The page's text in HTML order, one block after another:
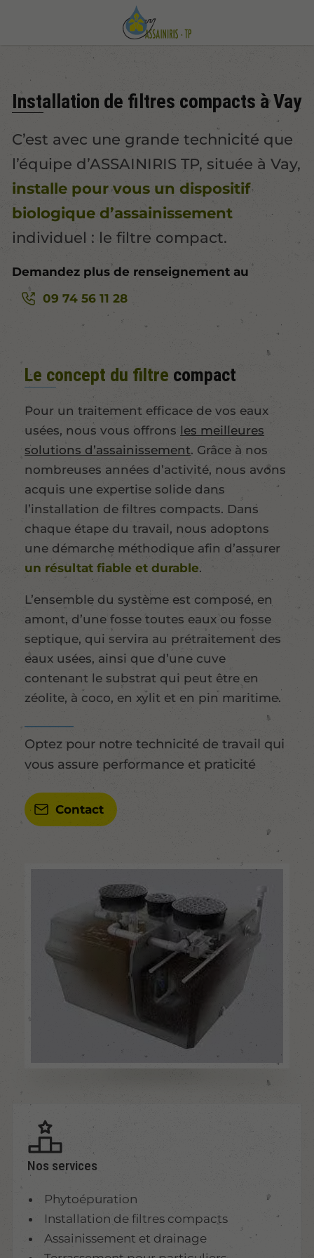
Installation de filtres compacts à Vay
C’est avec une grande technicité que
l’équipe d’ASSAINIRIS TP, située à Vay,
installe pour vous un dispositif
biologique d’assainissement
individuel : le filtre compact.
Demandez plus de renseignement au
09 74 56 11 28
Le concept du filtre compact
Pour un traitement efficace de vos eaux
usées, nous vous offrons les meilleures
solutions d’assainissement. Grâce à nos
nombreuses années d’activité, nous avons
acquis une expertise solide dans
l’installation de filtres compacts. Dans
chaque étape du travail, nous adoptons
une démarche méthodique afin d’assurer
un résultat fiable et durable.
L’ensemble du système est composé, en
amont, d’une fosse toutes eaux ou fosse
septique, qui servira au prétraitement des
eaux usées, ainsi que d’une cuve
contenant le substrat qui peut être en
zéolite, à coco, en xylit et en pin maritime.
Optez pour notre technicité de travail qui
vous assure performance et praticité
Contact
Nos services
Phytoépuration
Installation de filtres compacts
Assainissement et drainage